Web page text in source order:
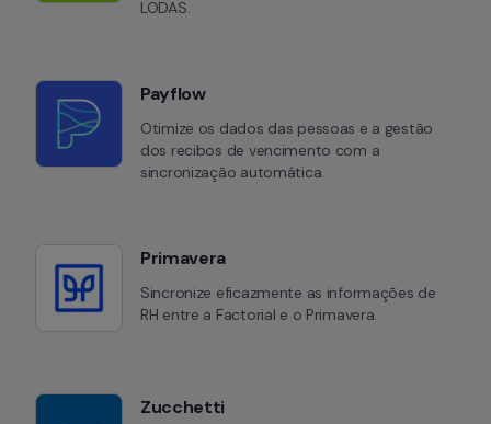
LODAS.
Payflow
Otimize os dados das pessoas e a gestão
dos recibos de vencimento com a
sincronização automática.
Primavera
Sincronize eficazmente as informações de
RH entre a Factorial e o Primavera.
Zucchetti